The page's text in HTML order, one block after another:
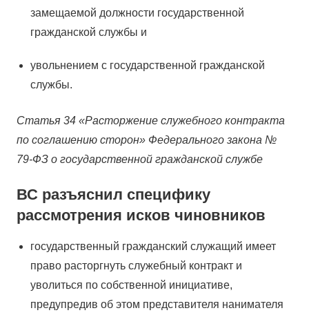
замещаемой должности государственной
гражданской службы и
увольнением с государственной гражданской
службы.
Статья 34 «Расторжение служебного контракта
по соглашению сторон» Федерального закона №
79-ФЗ о государственной гражданской службе
​ВС разъяснил специфику
рассмотрения исков чиновников
государственный гражданский служащий имеет
право расторгнуть служебный контракт и
уволиться по собственной инициативе,
предупредив об этом представителя нанимателя